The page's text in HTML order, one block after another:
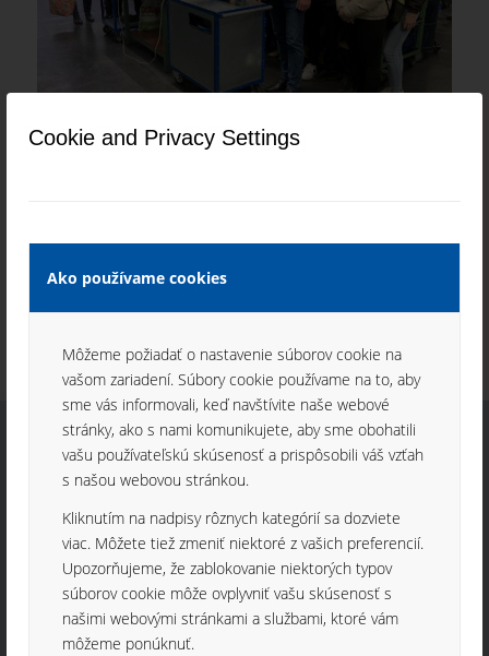
Cookie and Privacy Settings
Ako používame cookies
Môžeme požiadať o nastavenie súborov cookie na
vašom zariadení. Súbory cookie používame na to, aby
sme vás informovali, keď navštívite naše webové
stránky, ako s nami komunikujete, aby sme obohatili
vašu používateľskú skúsenosť a prispôsobili váš vzťah
s našou webovou stránkou.
Kliknutím na nadpisy rôznych kategórií sa dozviete
viac. Môžete tiež zmeniť niektoré z vašich preferencií.
Upozorňujeme, že zablokovanie niektorých typov
súborov cookie môže ovplyvniť vašu skúsenosť s
našimi webovými stránkami a službami, ktoré vám
môžeme ponúknuť.
Makytou. Cieľom návštevy bolo zoznámiť žiakov s prostredím
výrobnej firmy, priblížiť im, ako výrobná firma funguje a možno
KONTAKT
Povazske strojarne, Objekt-25
017 01 Považská Bystrica
Slovenská Republika
Tel. +421 42 4305010